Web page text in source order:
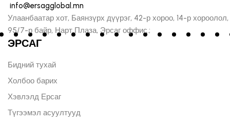
info@ersagglobal.mn
Улаанбаатар хот, Баянзүрх дүүрэг, 42-р хороо, 14-р хороолол,
95/7-р байр, Нарт Плаза, Эрсаг оффис.;
ЭРСАГ
Бидний тухай
Холбоо барих
Хэвлэлд Ерсаг
Түгээмэл асуултууд